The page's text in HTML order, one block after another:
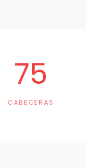
75
CABECERAS